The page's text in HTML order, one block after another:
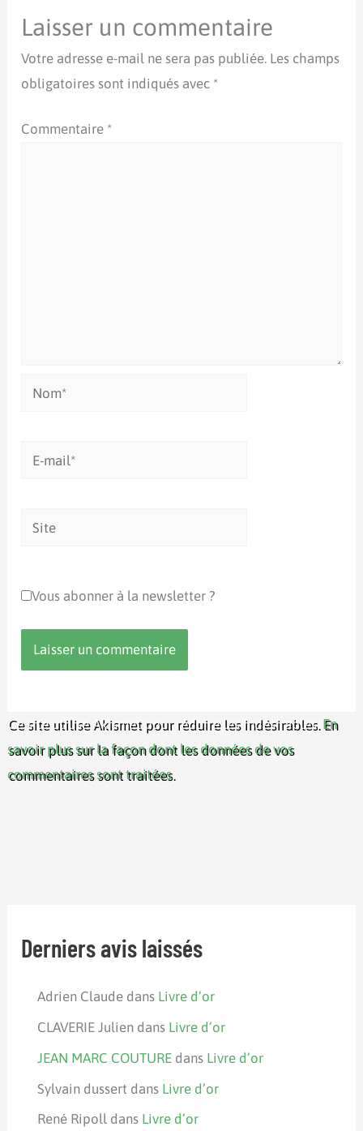
Laisser un commentaire
Votre adresse e-mail ne sera pas publiée. Les champs
obligatoires sont indiqués avec *
Commentaire *
Nom*
Site
Vous abonner à la newsletter ?
Ce site utilise Akismet pour réduire les indésirables. En
savoir plus sur la façon dont les données de vos
commentaires sont traitées.
Derniers avis laissés
Adrien Claude dans Livre d’or
CLAVERIE Julien dans Livre d’or
JEAN MARC COUTURE dans Livre d’or
Sylvain dussert dans Livre d’or
René Ripoll dans Livre d’or